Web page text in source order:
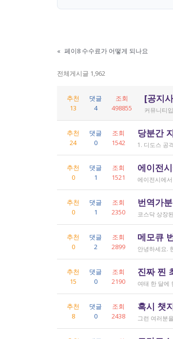
« 페이8 수수료가 어떻게 되나요
전체게시글 1,962
추천
13
댓글
4
조회
498855
[공지
커뮤니티
추천
24
댓글
0
조회
1542
당분간
추천
0
댓글
1
조회
1521
에이전
추천
0
댓글
1
조회
2350
번역가
추천
0
댓글
2
조회
2899
메모큐
추천
15
댓글
0
조회
2190
진짜 찐
추천
8
댓글
0
조회
2438
혹시 챗